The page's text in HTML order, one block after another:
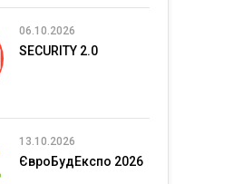
06.10.2026
SECURITY 2.0
13.10.2026
ЄвроБудЕкспо 2026